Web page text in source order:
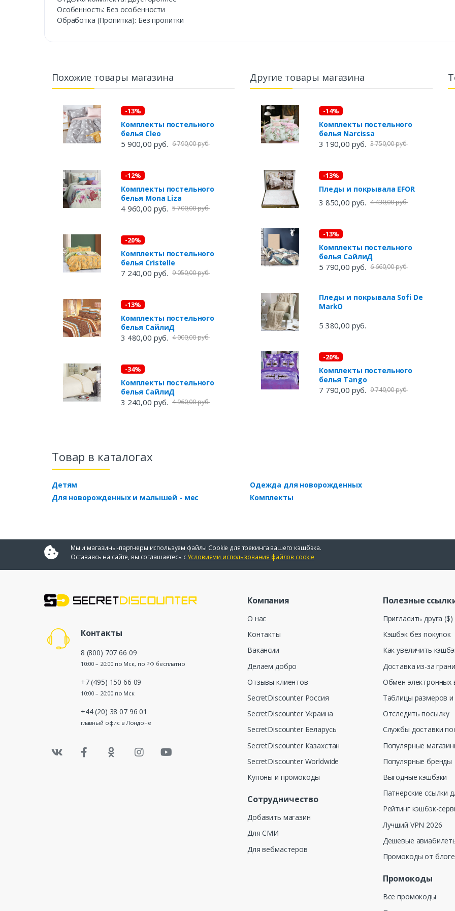
Особенность: Без особенности
Обработка (Пропитка): Без пропитки
Похожие товары магазина
-13%
Комплекты постельного
белья Cleo
5 900,00 руб. 6 790,00 руб.
-12%
Комплекты постельного
белья Mona Liza
4 960,00 руб. 5 700,00 руб.
-20%
Комплекты постельного
белья Cristelle
7 240,00 руб. 9 050,00 руб.
-13%
Комплекты постельного
белья СайлиД
3 480,00 руб. 4 000,00 руб.
-34%
Комплекты постельного
белья СайлиД
3 240,00 руб. 4 960,00 руб.
Другие товары магазина
-14%
Комплекты постельного
белья Narcissa
3 190,00 руб. 3 750,00 руб.
-13%
Пледы и покрывала EFOR
3 850,00 руб. 4 430,00 руб.
-13%
Комплекты постельного
белья СайлиД
5 790,00 руб. 6 660,00 руб.
Пледы и покрывала Sofi De
MarkO
5 380,00 руб.
-20%
Комплекты постельного
белья Tango
7 790,00 руб. 9 740,00 руб.
Товар в каталогах
Детям
Для новорожденных и малышей - мес
Одежда для новорожденных
Комплекты
Мы и магазины-партнеры используем файлы Cookie для трекинга вашего кэшбэка.
Оставаясь на сайте, вы соглашаетесь сУсловиями использования файлов cookie
Контакты
8 (800) 707 66 09
10:00 – 20:00 по Мск, по РФ бесплатно
+7 (495) 150 66 09
10:00 – 20:00 по Мск
+44 (20) 38 07 96 01
главный офис в Лондоне
Компания
О нас
Контакты
Вакансии
Делаем добро
Отзывы клиентов
SecretDiscounter Россия
SecretDiscounter Украина
SecretDiscounter Беларусь
SecretDiscounter Казахстан
SecretDiscounter Worldwide
Купоны и промокоды
Сотрудничество
Добавить магазин
Для СМИ
Для вебмастеров
Полезные
Пригласить друга ($)
Кэшбэк без покупок
Как увеличить
Доставка из-за
Обмен электронных
Таблицы размеров и
Отследить посылку
Службы доставки
Популярные
Популярные бренды
Выгодные кэшбэки
Патнерские ссылки
Рейтинг кэшбэк-
Лучший VPN 2026
Дешевые
Промокоды от
Промокоды
Все промокоды